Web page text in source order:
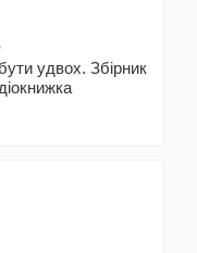
удвох. Збірник